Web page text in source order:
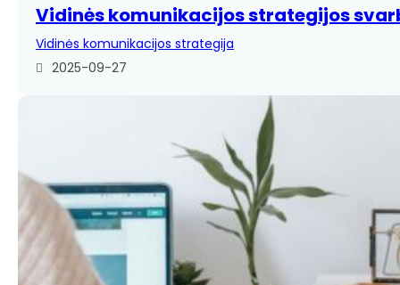
Vidinės komunikacijos strategijos
Vidinės komunikacijos strategija
2025-09-27